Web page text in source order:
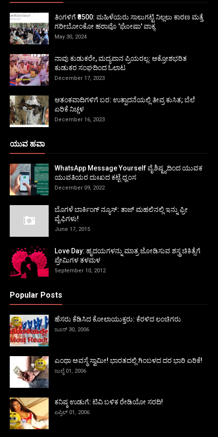
ತಿಂಗಳಿಗೆ ₹8500: ಮಹಿಳೆಯರು ಸಾಲುಗಟ್ಟಿ ನಿಲ್ಲಲು ಕಾರಣ ಮತ್ತೆ
ಗರೀಬೋಂಕೋ ಹಠಾವೊ 'ಘೋಷಾ' ವಾಕ್ಯ
May 30, 2024
ನಾವು ಕುಡುಕರೇ, ಮದ್ಯಪಾನ ಪ್ರಿಯರಲ್ಲ: ಆಕ್ರೋಶಭರಿತ
ಕುಡುಕರ ಸಂಘದಿಂದ ಓಲಾಟ
December 17, 2023
ಆತಂಕವಾದಿಗಳಿಗೆ ಬರ: ಉತ್ಪಾದನೆಯಲ್ಲಿ ತೀವ್ರ ಕುಸಿತ; ಬೆಲೆ
ಏರಿಕೆ ನಿಚ್ಚಳ
December 16, 2023
ಯುವ ಹವಾ
WhatsApp Message Yourself ವೈಶಿಷ್ಟ್ಯದಿಂದ ಯುವಕ
ಯುವತಿಯರ ದುಃಖದ ಕಟ್ಟೆ ಧ್ವಂಸ
December 09, 2022
ಬೊಗಳೆ ಬಾರ್ಕಿಂಗ್ ನ್ಯೂಸ್: ತಾಜ್ ಮಹಲಿನಲ್ಲಿ ಇನ್ನು ಫ್ರೀ
ವೈಫಿಗಳು!
June 17, 2015
Love Day: ಹೃದಯಗಳನ್ನು ಮಾತ್ರ ಜೋಡಿಸುವ ಶಸ್ತ್ರಚಿಕಿತ್ಸೆಗೆ
ಪ್ರೇಮಿಗಳ ತಳಮಳ
September 10, 2012
Popular Posts
ಹೆಸರು ಕೆಡಿಸಿದ ಕೋಲಾಯುಕ್ತರು: ಕೆರಳಿದ ಲಂಚಿಗರು
ಜೂನ್ 30, 2006
ಎಂಥಾ ಅವಸ್ಥೆ ಸ್ವಾಮೀ! ಭಾರತದಲ್ಲಿ ಗಿಂಬಳದ ದರ ಭಾರಿ ಏರಿಕೆ!
ಜುಲೈ 01, 2006
ಕನಿಷ್ಠ ಉಡುಗೆ: ಟಿವಿ ಬಳಿಕ ರೇಡಿಯೋ ಸರದಿ!
ಏಪ್ರಿಲ್ 01, 2006